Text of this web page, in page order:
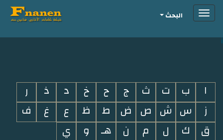
i
Toggleالبحث
ا ب ت ث ج ح خ د ذ
ر
ز
س ش ص ض ط ظ ع غ
ف
ق
ك ل م ن هـ و ي